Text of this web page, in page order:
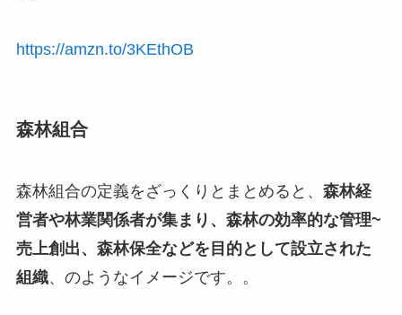
https://amzn.to/3KEthOB
森林組合
森林組合の定義をざっくりとまとめると、 森林経
営者や林業関係者が集まり、森林の効率的な管理~
売上創出、森林保全などを目的として設立された
組織、のようなイメージです。。